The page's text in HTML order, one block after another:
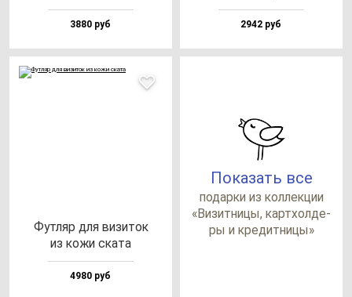
3880 руб 2942 руб
Фут­ляр для ви­зи­ток
из ко­жи ска­та
4980 руб
Показать все
по­дар­ки из кол­лек­ции
«Визит­ни­цы, кар­тхол­де­
ры и кре­дит­ни­цы»